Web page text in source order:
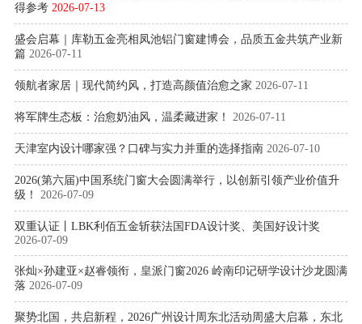
得参考 2026-07-13
盛会启幕｜库勒五金亮相凤池铝门窗建博会，品质五金共筑产业新
篇 2026-07-11
领航者家居｜现代简约风，打造高颜值治愈之家 2026-07-11
将军牌生态板：治愈奶油风，温柔藏进家！ 2026-07-11
天津室内设计哪家强？口碑与实力并重的选择指南 2026-07-10
2026(第六届)中国系统门窗大会圆满举行，以创新引领产业价值升
级！
2026-07-09
双重认证丨LBK利佰五金斩获法国FDA设计奖、美国好设计奖
2026-07-09
张灿×孙建亚×赵睿领衔，皇派门窗2026 岭南印记研学设计沙龙圆满
落 2026-07-09
聚势北国，共启新程，2026广州设计周东北活动周盛大启幕，东北